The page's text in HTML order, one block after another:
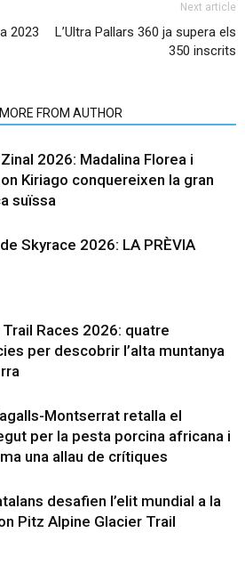
2023
Next article
L’Ultra Pallars 360 ja supera els
350 inscrits
MORE FROM AUTHOR
2026: Madalina Florea i
Kiriago conquereixen la gran
suïssa
Skyrace 2026: LA PRÈVIA
Trail Races 2026: quatre
per descobrir l’alta muntanya
Montserrat retalla el
per la pesta porcina africana i
una allau de crítiques
desafien l’elit mundial a la
Pitz Alpine Glacier Trail